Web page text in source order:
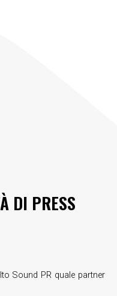
DI PRESS
Sound PR quale partner